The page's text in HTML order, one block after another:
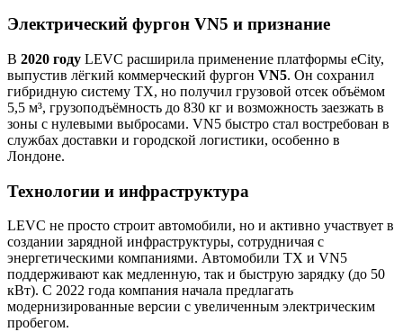
Электрический фургон VN5 и признание
В 2020 году LEVC расширила применение платформы eCity,
выпустив лёгкий коммерческий фургон VN5. Он сохранил
гибридную систему TX, но получил грузовой отсек объёмом
5,5 м³, грузоподъёмность до 830 кг и возможность заезжать в
зоны с нулевыми выбросами. VN5 быстро стал востребован в
службах доставки и городской логистики, особенно в
Лондоне.
Технологии и инфраструктура
LEVC не просто строит автомобили, но и активно участвует в
создании зарядной инфраструктуры, сотрудничая с
энергетическими компаниями. Автомобили TX и VN5
поддерживают как медленную, так и быструю зарядку (до 50
кВт). С 2022 года компания начала предлагать
модернизированные версии с увеличенным электрическим
пробегом.